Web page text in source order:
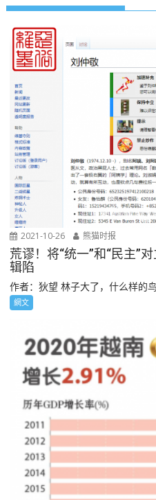
2021-10-26 熊猫时报
荒谬！将“统一”和“民主”
辑陷
作者：狄望 林子大了，什么样的
網文